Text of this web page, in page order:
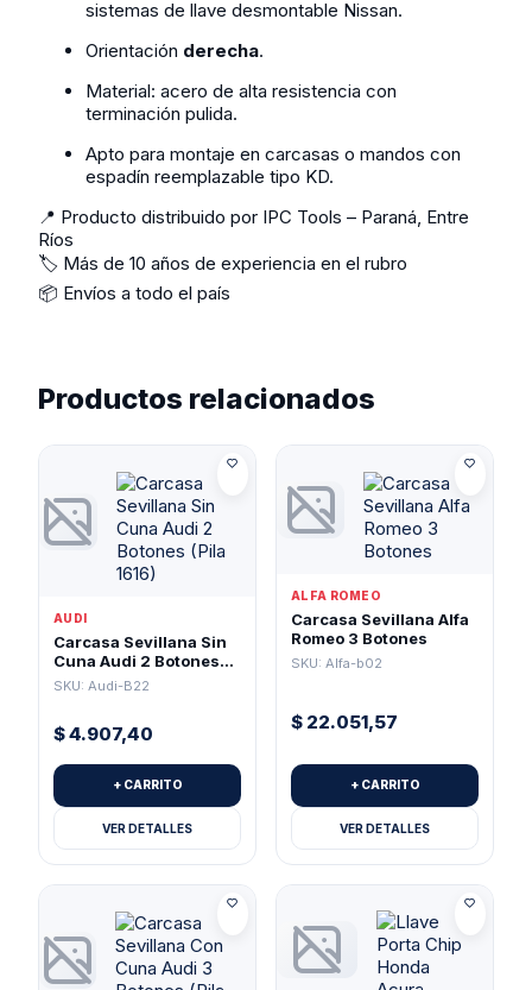
sistemas de llave desmontable Nissan.
Orientación derecha.
Material: acero de alta resistencia con
terminación pulida.
Apto para montaje en carcasas o mandos con
espadín reemplazable tipo KD.
📍 Producto distribuido por IPC Tools – Paraná, Entre
Ríos
🏷️ Más de 10 años de experiencia en el rubro
📦 Envíos a todo el país
Productos relacionados
AUDI
Carcasa Sevillana Sin
Cuna Audi 2 Botones
(Pila 1616)
SKU: Audi-B22
$4.907,40
+ CARRITO
VER DETALLES
ALFA ROMEO
Carcasa Sevillana Alfa
Romeo 3 Botones
SKU: Alfa-b02
$ 22.051,57
+ CARRITO
VER DETALLES